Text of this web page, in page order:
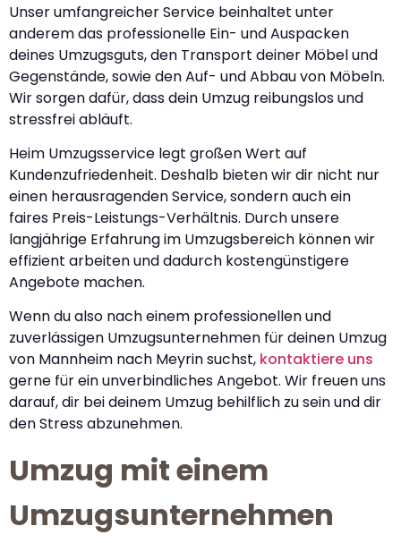
Unser umfangreicher Service beinhaltet unter
anderem das professionelle Ein- und Auspacken
deines Umzugsguts, den Transport deiner Möbel und
Gegenstände, sowie den Auf- und Abbau von Möbeln.
Wir sorgen dafür, dass dein Umzug reibungslos und
stressfrei abläuft.
Heim Umzugsservice legt großen Wert auf
Kundenzufriedenheit. Deshalb bieten wir dir nicht nur
einen herausragenden Service, sondern auch ein
faires Preis-Leistungs-Verhältnis. Durch unsere
langjährige Erfahrung im Umzugsbereich können wir
effizient arbeiten und dadurch kostengünstigere
Angebote machen.
Wenn du also nach einem professionellen und
zuverlässigen Umzugsunternehmen für deinen Umzug
von Mannheim nach Meyrin suchst, kontaktiere uns
gerne für ein unverbindliches Angebot. Wir freuen uns
darauf, dir bei deinem Umzug behilflich zu sein und dir
den Stress abzunehmen.
Umzug mit einem
Umzugsunternehmen